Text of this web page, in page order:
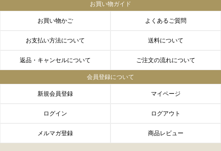
お買い物ガイド
お買い物かご よくあるご質問
お支払い方法について 送料について
返品・キャンセルについて ご注文の流れについて
会員登録について
新規会員登録 マイページ
ログイン ログアウト
メルマガ登録 商品レビュー